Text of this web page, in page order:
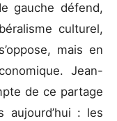
gauche défend,
culturel,
mais en
Jean-
de ce partage
: les